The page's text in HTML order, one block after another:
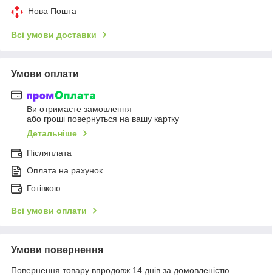
Нова Пошта
Всі умови доставки
Умови оплати
Ви отримаєте замовлення
або гроші повернуться на вашу картку
Детальніше
Післяплата
Оплата на рахунок
Готівкою
Всі умови оплати
Умови повернення
Повернення товару впродовж 14 днів за домовленістю